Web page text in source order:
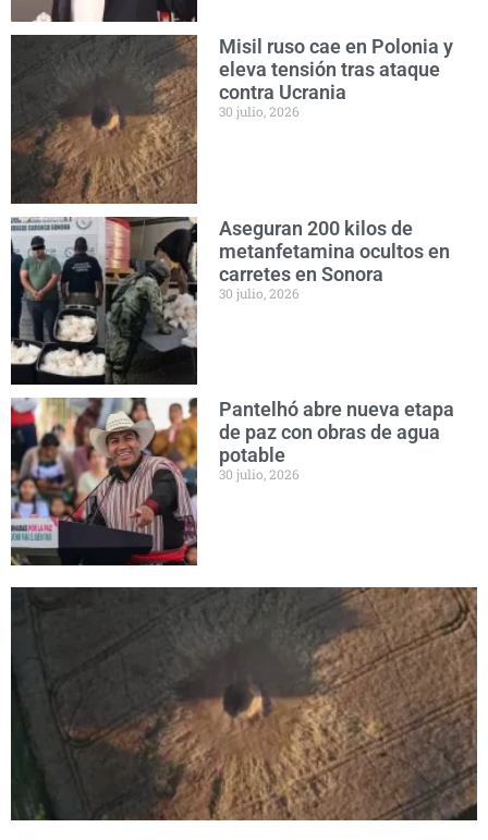
Misil ruso cae en Polonia y
eleva tensión tras ataque
contra Ucrania
30 julio, 2026
Aseguran 200 kilos de
metanfetamina ocultos en
carretes en Sonora
30 julio, 2026
Pantelhó abre nueva etapa
de paz con obras de agua
potable
30 julio, 2026